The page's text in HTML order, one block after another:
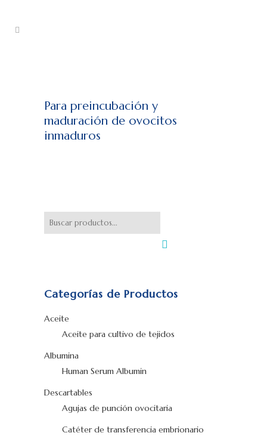
Para preincubación y
maduración de ovocitos
inmaduros
Categorías de Productos
Aceite
Aceite para cultivo de tejidos
Albumina
Human Serum Albumin
Descartables
Agujas de punción ovocitaria
Catéter de transferencia embrionario